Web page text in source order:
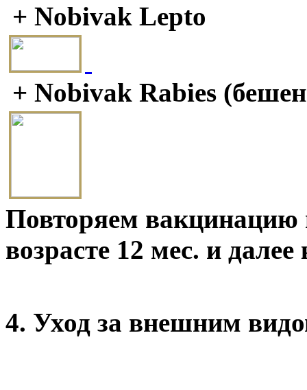
+ Nobivak Lepto
+ Nobivak Rabies
Повторяем вакцинацию
возрасте 12 мес. и
4. Уход за внешним